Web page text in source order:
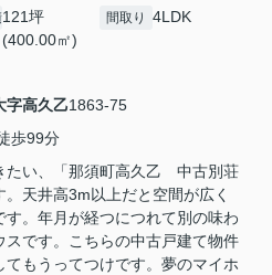
121坪
(400.00㎡)
間取り 4LDK
字高久乙1863-75
歩99分
たい、「那須町高久乙 中古別荘
。天井高3m以上だと空間が広く
。年月が経つにつれて別の味わ
スです。こちらの中古戸建て物件
てもうってつけです。夢のマイホ